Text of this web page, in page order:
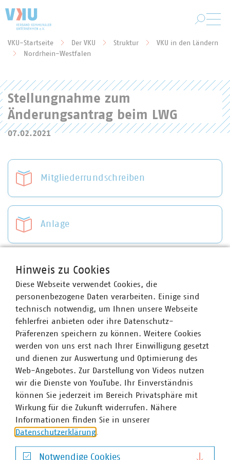
Sie befinden sich hier:
VKU-Startseite Der VKU Struktur
VKU in den Ländern
Nordrhein-Westfalen
Stellungnahme zum
Änderungsantrag beim LWG
07.02.2021
Mitgliederrundschreiben
Anlage
Ansprechpartner
Hinweis zu Cookies
Diese Webseite verwendet Cookies, die
personenbezogene Daten verarbeiten. Einige sind
technisch notwendig, um Ihnen unsere Webseite
fehlerfrei anbieten oder ihre Datenschutz-
Präferenzen speichern zu können. Weitere Cookies
werden von uns erst nach Ihrer Einwilligung gesetzt
und dienen zur Auswertung und Optimierung des
Web-Angebotes. Zur Darstellung von Videos nutzen
wir die Dienste von YouTube. Ihr Einverständnis
können Sie jederzeit im Bereich Privatsphäre mit
Wirkung für die Zukunft widerrufen. Nähere
Informationen finden Sie in unserer
Datenschutzerklärung
Notwendige Cookies